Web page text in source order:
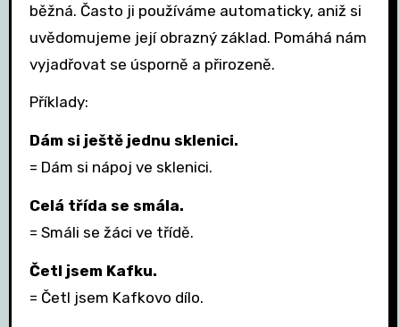
běžná. Často ji používáme automaticky, aniž si
uvědomujeme její obrazný základ. Pomáhá nám
vyjadřovat se úsporně a přirozeně.
Příklady:
Dám si ještě jednu sklenici.
= Dám si nápoj ve sklenici.
Celá třída se smála.
= Smáli se žáci ve třídě.
Četl jsem Kafku.
= Četl jsem Kafkovo dílo.